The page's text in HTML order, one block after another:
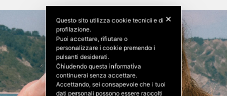
✕
Questo sito utilizza cookie tecnici e di
profilazione.
Puoi accettare, rifiutare o
personalizzare i cookie premendo i
pulsanti desiderati.
Chiudendo questa informativa
continuerai senza accettare.
Accettando, sei consapevole che i tuoi
dati personali possono essere raccolti